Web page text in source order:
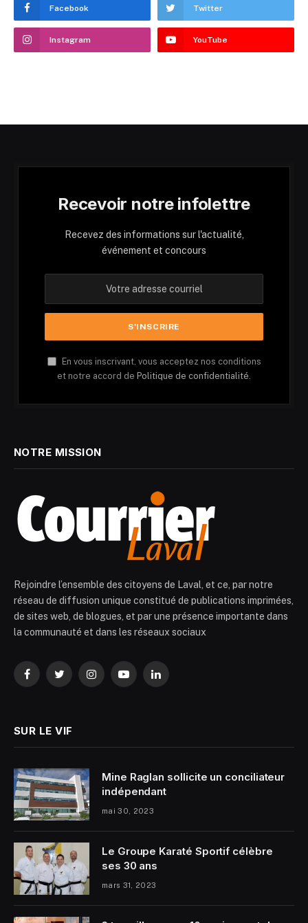
Facebook Twitter
Instagram YouTube
Recevoir notre infolettre
Recevez des informations sur l'actualité,
événement et concours
En vous inscrivant, vous acceptez nos conditions
et notre accord de Politique de confidentialité.
NOTRE MISSION
Rejoindre l’ensemble des citoyens de Laval, et ce, par notre
réseau de diffusion unique constitué de publications imprimées,
de sites web, de blogues, et par une présence importante dans
la communauté et dans les réseaux sociaux
FacebookTwitterInstagramYouTubeLinkedIn
SUR LE VIF
Mine Raglan sollicite un conciliateur
indépendant
mai 30, 2023
Le Groupe Karaté Sportif célèbre
ses 30 ans
mars 31, 2023